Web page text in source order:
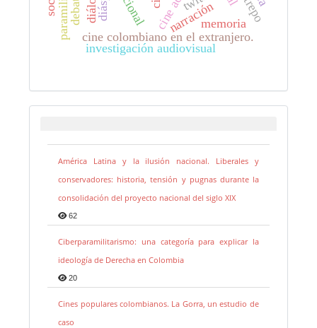
cine colombiano en el extranjero.
narraciónmemoria
investigación audiovisual
América Latina y la ilusión nacional. Liberales y
conservadores: historia, tensión y pugnas durante la
consolidación del proyecto nacional del siglo XIX
62
Ciberparamilitarismo: una categoría para explicar la
ideología de Derecha en Colombia
20
Cines populares colombianos. La Gorra, un estudio de
caso